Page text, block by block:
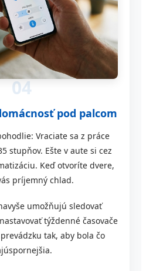
04
pod palcom
Vraciate sa z práce
stupňov. Ešte v aute si cez
Keď otvoríte dvere,
príjemný chlad.
umožňujú sledovať
týždenné časovače
tak, aby bola čo